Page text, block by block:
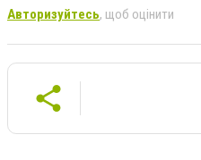
Авторизуйтесь, щоб оцінити